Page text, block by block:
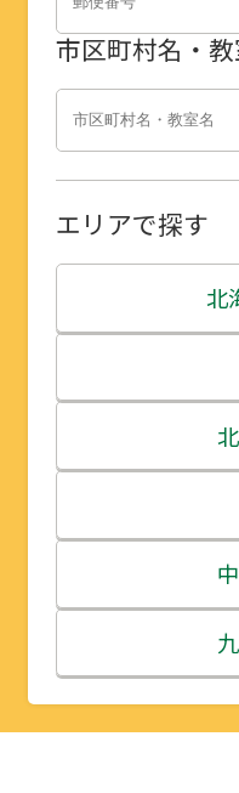
市区町村名・
エリアで探す
北